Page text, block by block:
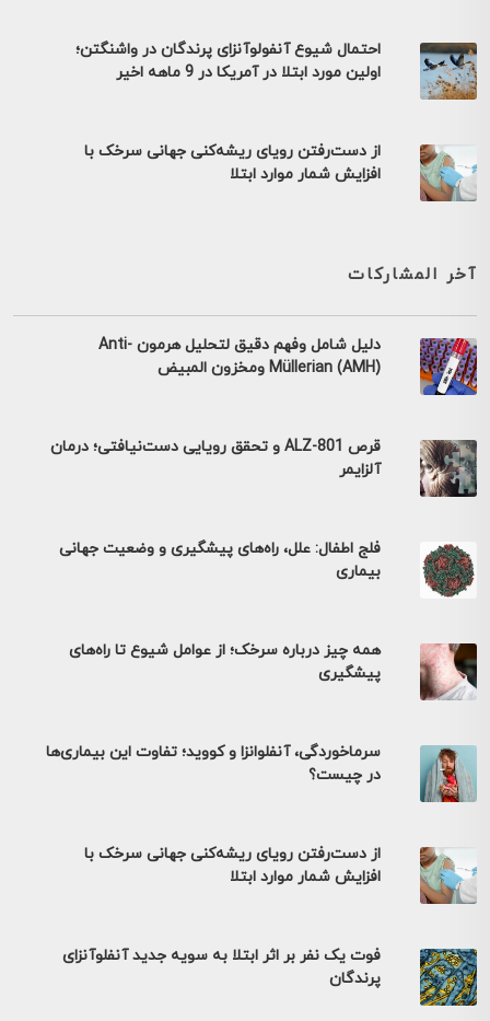
احتمال شیوع آنفولوآنزای پرندگان در واشنگتن؛
اولین مورد ابتلا در آمریکا در 9 ماهه اخیر
از دست‌رفتن رویای ریشه‌کنی جهانی سرخک با
افزایش شمار موارد ابتلا
آخر المشاركات
دليل شامل وفهم دقيق لتحليل هرمون Anti-
Müllerian (AMH) ومخزون المبيض
قرص ALZ-801 و تحقق رویایی دست‌نیافتی؛ درمان
آلزایمر
فلج اطفال: علل، راه‌های پیشگیری و وضعیت جهانی
بیماری
همه چیز درباره سرخک؛ از عوامل شیوع تا راه‌های
پیشگیری
سرماخوردگی، آنفلوانزا و کووید؛ تفاوت این بیماری‌ها
در چیست؟
از دست‌رفتن رویای ریشه‌کنی جهانی سرخک با
افزایش شمار موارد ابتلا
فوت یک نفر بر اثر ابتلا به سویه جدید آنفلوآنزای
پرندگان